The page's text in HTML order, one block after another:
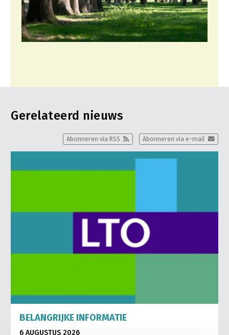
Gerelateerd nieuws
Abonneren via e-mail
Abonneren via RSS
BELANGRIJKE INFORMATIE
6 AUGUSTUS 2026